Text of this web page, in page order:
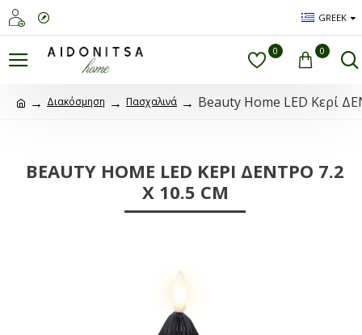
GREEK
0 0
Διακόσμηση Πασχαλινά Beauty Home LED Κερί
BEAUTY HOME LED ΚΕΡΊ ΔΕΝΤΡΟ 7.2
X 10.5 CM